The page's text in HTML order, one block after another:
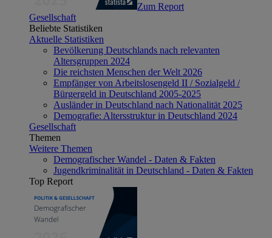
Zum Report
Gesellschaft
Beliebte Statistiken
Aktuelle Statistiken
Bevölkerung Deutschlands nach relevanten
Altersgruppen 2024
Die reichsten Menschen der Welt 2026
Empfänger von Arbeitslosengeld II / Sozialgeld /
Bürgergeld in Deutschland 2005-2025
Ausländer in Deutschland nach Nationalität 2025
Demografie: Altersstruktur in Deutschland 2024
Gesellschaft
Themen
Weitere Themen
Demografischer Wandel - Daten & Fakten
Jugendkriminalität in Deutschland - Daten & Fakten
Top Report